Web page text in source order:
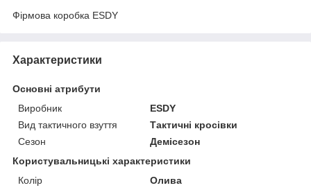
Фірмова коробка ESDY
Характеристики
Основні атрибути
Виробник
ESDY
Вид тактичного взуття
Тактичні кросівки
Сезон
Демісезон
Користувальницькі характеристики
Колір
Олива